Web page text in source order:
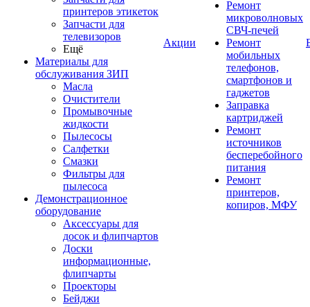
принтеров этикеток
Запчасти для
телевизоров
Ещё
Материалы для
обслуживания ЗИП
Масла
Очистители
Промывочные
жидкости
Пылесосы
Салфетки
Смазки
Фильтры для
пылесоса
Демонстрационное
оборудование
Аксессуары для
досок и флипчартов
Доски
информационные,
флипчарты
Проекторы
Бейджи
Акции
Ремонт
микроволновых
СВЧ-печей
Ремонт
мобильных
телефонов,
смартфонов и
гаджетов
Заправка
картриджей
Ремонт
источников
бесперебойного
питания
Ремонт
принтеров,
копиров, МФУ